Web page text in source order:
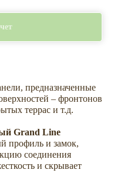
предназначенные
– фронтонов
террас и т.д.
Grand Line
профиль и замок,
соединения
и скрывает